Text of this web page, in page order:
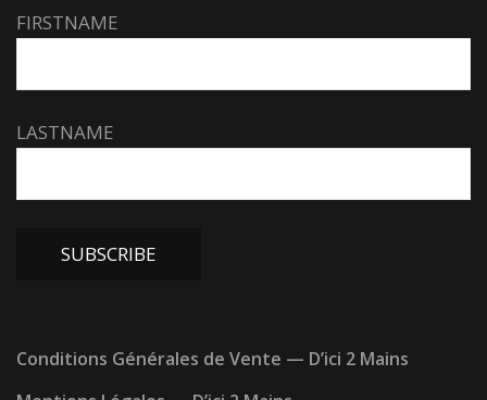
FIRSTNAME
LASTNAME
Conditions Générales de Vente — D’ici 2 Mains